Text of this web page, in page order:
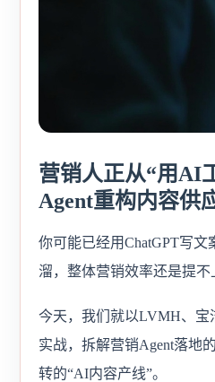
营销人正从“用AI
Agent重构内容供
你可能已经用ChatGPT写
溜，整体营销效率还是提
今天，我们就以LVMH、宝
实战，拆解营销Agent落地
转的“AI内容产线”。